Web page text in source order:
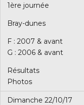
1ère journée
Bray-dunes
F : 2007 & avant
G : 2006 & avant
Résultats
Photos
Dimanche 22/10/17